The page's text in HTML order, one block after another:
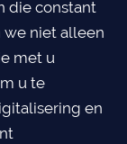
die constant
we niet alleen
met u
u te
en